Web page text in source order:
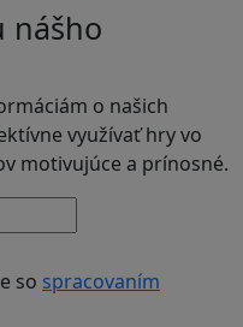
nášho
o našich
využívať hry vo
motivujúce a prínosné.
so spracovaním